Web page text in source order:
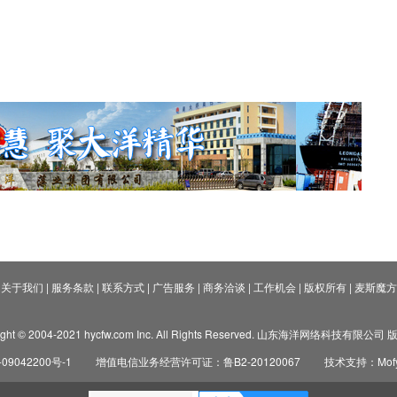
关于我们 | 服务条款 | 联系方式| 广告服务 | 商务洽谈 | 工作机会| 版权所有| 麦斯魔方
© 2004-2021 hycfw.com Inc. All Rights Reserved. 山东海洋网络科技有限公司
号-1
增值电信业务经营许可证：鲁B2-20120067 技术支持：